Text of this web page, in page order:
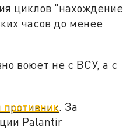
циклов "нахождение
часов до менее
воюет не с ВСУ, а с
. За
Palantir